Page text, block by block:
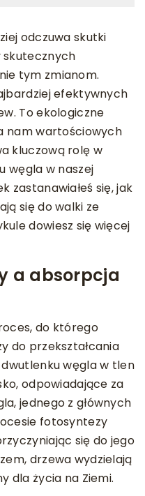
odczuwa skutki
skutecznych
tym zmianom.
efektywnych
To ekologiczne
nam wartościowych
kluczową rolę w
węgla w naszej
zastanawiałeś się, jak
się do walki ze
dowiesz się więcej
a absorpcja
do którego
do przekształcania
dwutlenku węgla w tlen
odpowiadające za
jednego z głównych
fotosyntezy
się do jego
drzewa wydzielają
dla życia na Ziemi.